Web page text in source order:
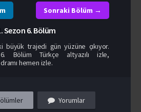
Sonraki Bölüm →
Sezon 6. Bölüm
büyük trajedi gün yüzüne çıkıyor.
Bölüm Türkçe altyazılı izle,
hemen izle.
Yorumlar